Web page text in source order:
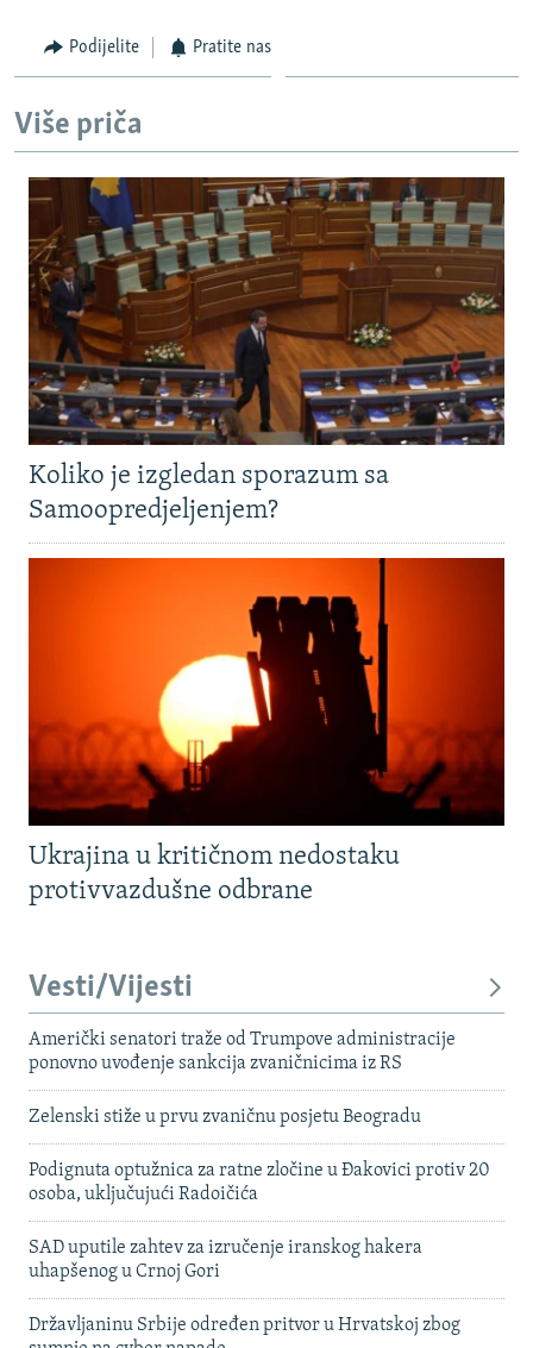
Podijelite Pratite nas
Više priča
Koliko je izgledan sporazum sa
Samoopredjeljenjem?
Ukrajina u kritičnom nedostaku
protivvazdušne odbrane
Vesti/Vijesti
Američki senatori traže od Trumpove administracije
ponovno uvođenje sankcija zvaničnicima iz RS
Zelenski stiže u prvu zvaničnu posjetu Beogradu
Podignuta optužnica za ratne zločine u Đakovici protiv 20
osoba, uključujući Radoičića
SAD uputile zahtev za izručenje iranskog hakera
uhapšenog u Crnoj Gori
Državljaninu Srbije određen pritvor u Hrvatskoj zbog